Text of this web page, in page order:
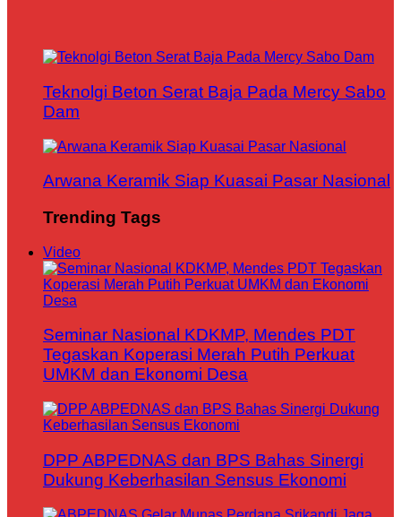
Teknolgi Beton Serat Baja Pada Mercy Sabo
Dam
Arwana Keramik Siap Kuasai Pasar Nasional
Trending Tags
Video
Seminar Nasional KDKMP, Mendes PDT
Tegaskan Koperasi Merah Putih Perkuat
UMKM dan Ekonomi Desa
DPP ABPEDNAS dan BPS Bahas Sinergi
Dukung Keberhasilan Sensus Ekonomi